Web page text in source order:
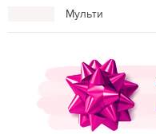
Мульти